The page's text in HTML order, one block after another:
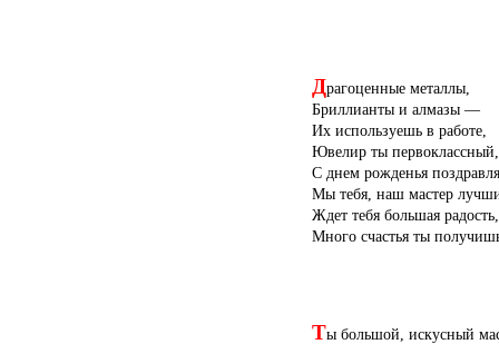
Драгоценные металлы,
Бриллианты и алмазы —
Их используешь в работе,
Ювелир ты первоклассный,
С днем рожденья
Мы тебя, наш мастер
Ждет тебя большая радость,
Много счастья ты
Ты большой, искусный